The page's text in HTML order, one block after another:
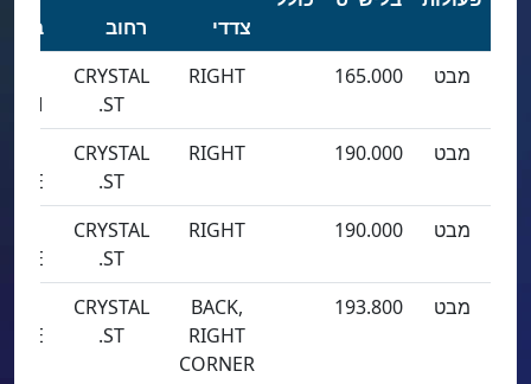
צדדי
רחוב
בניין
מבט
165.000
RIGHT
CRYSTAL
ST.
מבט
190.000
RIGHT
CRYSTAL
ST.
מבט
190.000
RIGHT
CRYSTAL
ST.
מבט
193.800
BACK,
RIGHT
CORNER
CRYSTAL
ST.